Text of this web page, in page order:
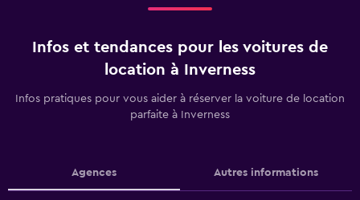
Infos et tendances pour les voitures de
location à Inverness
Infos pratiques pour vous aider à réserver la voiture de location
parfaite à Inverness
Agences Autres informations